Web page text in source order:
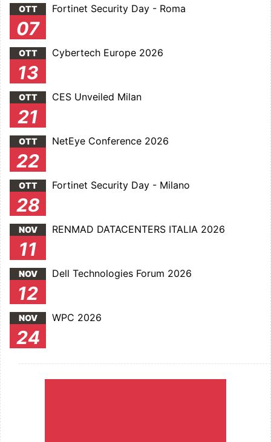
OTT
07
Fortinet Security Day - Roma
OTT
13
Cybertech Europe 2026
OTT
21
CES Unveiled Milan
OTT
22
NetEye Conference 2026
OTT
28
Fortinet Security Day - Milano
NOV
11
RENMAD DATACENTERS ITALIA 2026
NOV
12
Dell Technologies Forum 2026
NOV
24
WPC 2026